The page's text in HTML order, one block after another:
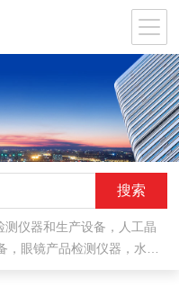
测仪器和生产设备，人工晶
眼镜产品检测仪器，水气